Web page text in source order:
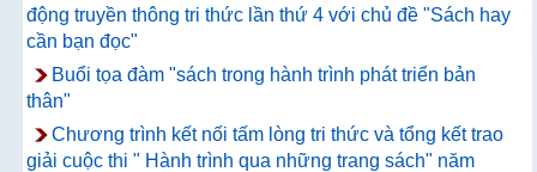
động truyền thông tri thức lần thứ 4 với chủ đề "Sách hay
cần bạn đọc"
Buổi tọa đàm "sách trong hành trình phát triển bản
thân"
Chương trình kết nối tấm lòng tri thức và tổng kết trao
giải cuộc thi " Hành trình qua những trang sách" năm